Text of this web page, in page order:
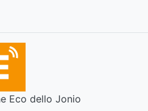
Eco dello Jonio